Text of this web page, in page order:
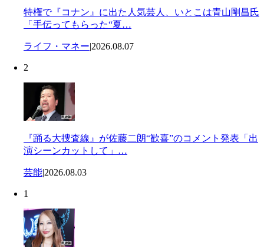
特権で『コナン』に出た人気芸人、いとこは青山剛昌氏
「手伝ってもらった“夏…
ライフ・マネー|2026.08.07
2
『踊る大捜査線』が佐藤二朗“歓喜”のコメント発表「出
演シーンカットして」…
芸能|2026.08.03
1